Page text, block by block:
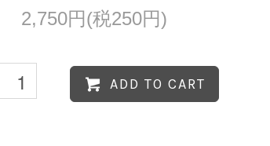
2,750円(税250円)
ADD TO CART